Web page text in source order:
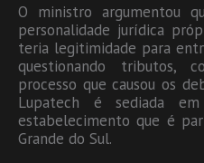
O ministro argumentou
personalidade jurídica
teria legitimidade para
questionando tributos,
processo que causou os
Lupatech é sediada
estabelecimento que é
Grande do Sul.